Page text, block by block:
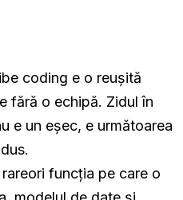
coding e o reușită
fără o echipă. Zidul în
e un eșec, e următoarea
funcția pe care o